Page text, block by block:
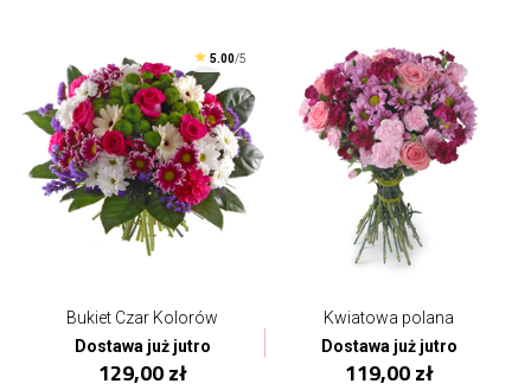
5.00/5
Bukiet Czar Kolorów
Dostawa już jutro
129,00 zł
Kwiatowa polana
Dostawa już jutro
119,00 zł